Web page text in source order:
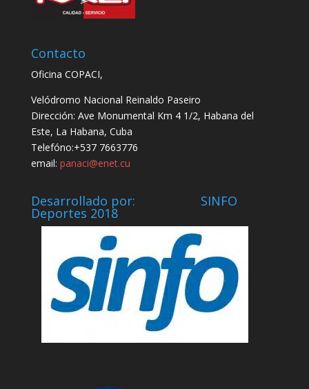
Contacto
Oficina COPACI,
Velódromo Nacional Reinaldo Paseiro
Dirección: Ave Monumental Km 4 1/2, Habana del
Este, La Habana, Cuba
Telefóno:+537 7663776
email: panaci@enet.cu
Desarrollado por: SINFO
Deportes 2018